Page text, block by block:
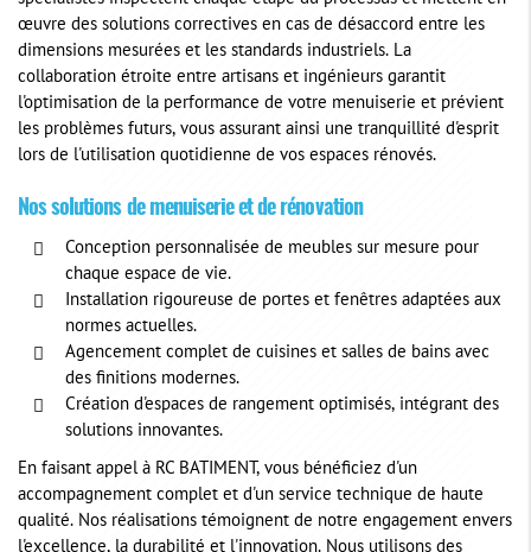
œuvre des solutions correctives en cas de désaccord entre les
dimensions mesurées et les standards industriels. La
collaboration étroite entre artisans et ingénieurs garantit
l'optimisation de la performance de votre menuiserie et prévient
les problèmes futurs, vous assurant ainsi une tranquillité d'esprit
lors de l'utilisation quotidienne de vos espaces rénovés.
Nos solutions de menuiserie et de rénovation
Conception personnalisée de meubles sur mesure pour
chaque espace de vie.
Installation rigoureuse de portes et fenêtres adaptées aux
normes actuelles.
Agencement complet de cuisines et salles de bains avec
des finitions modernes.
Création d'espaces de rangement optimisés, intégrant des
solutions innovantes.
En faisant appel à RC BATIMENT, vous bénéficiez d'un
accompagnement complet et d'un service technique de haute
qualité. Nos réalisations témoignent de notre engagement envers
l'excellence, la durabilité et l'innovation. Nous utilisons des